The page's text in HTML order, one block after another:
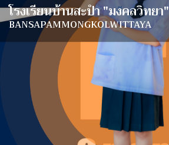
โรงเรียนบ้านสะปำ "มงคลวิทยา"
BANSAPAMMONGKOLWITTAYA